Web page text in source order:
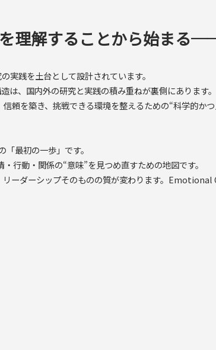
理解することから始まる
践を土台として設計されています。
は、国内外の研究と実践の積み重ねが裏側にあります。
頼を築き、挑戦できる環境を整えるための“科学的かつ
最初の一歩」です。
行動・関係の“意味”を見つめ直すための地図です。
ーダーシップそのものの質が変わります。Emotional